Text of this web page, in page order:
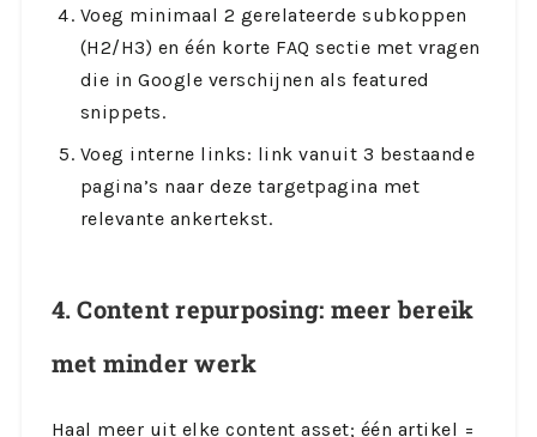
Voeg minimaal 2 gerelateerde subkoppen
(H2/H3) en één korte FAQ sectie met vragen
die in Google verschijnen als featured
snippets.
Voeg interne links: link vanuit 3 bestaande
pagina’s naar deze targetpagina met
relevante ankertekst.
4. Content repurposing: meer bereik
met minder werk
Haal meer uit elke content asset; één artikel =